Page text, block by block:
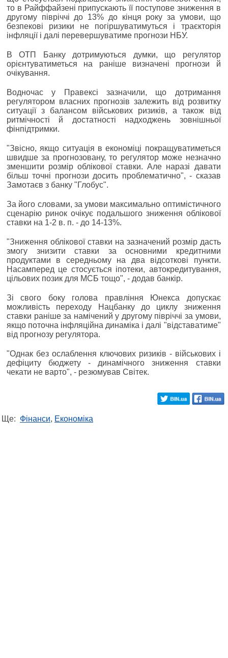
то в Райффайзені припускають її поступове зниження в
другому півріччі до 13% до кінця року за умови, що
безпекові ризики не погіршуватимуться і траєкторія
інфляції і далі перевершуватиме прогнози НБУ.
В ОТП Банку дотримуються думки, що регулятор
орієнтуватиметься на раніше визначені прогнози й
очікування.
Водночас у Правексі зазначили, що дотримання
регулятором власних прогнозів залежить від розвитку
ситуації з балансом військових ризиків, а також від
ритмічності й достатності надходжень зовнішньої
фінпідтримки.
"Звісно, якщо ситуація в економіці покращуватиметься
швидше за прогнозовану, то регулятор може незначно
зменшити розмір облікової ставки. Але наразі давати
більш точні прогнози досить проблематично", - сказав
Замотаєв з банку "Глобус".
За його словами, за умови максимально оптимістичного
сценарію ринок очікує подальшого зниження облікової
ставки на 1-2 в. п. - до 14-13%.
"Зниження облікової ставки на зазначений розмір дасть
змогу знизити ставки за основними кредитними
продуктами в середньому на два відсоткові пункти.
Насамперед це стосується іпотеки, автокредитування,
цільових позик для МСБ тощо", - додав банкір.
Зі свого боку голова правління Юнекса допускає
можливість переходу Нацбанку до циклу зниження
ставки раніше за намічений у другому півріччі за умови,
якщо поточна інфляційна динаміка і далі "відставатиме"
від прогнозу регулятора.
"Однак без ослаблення ключових ризиків - військових і
дефіциту бюджету - динамічного зниження ставки
чекати не варто", - резюмував Світек.
Ще: Фінанси, Економіка